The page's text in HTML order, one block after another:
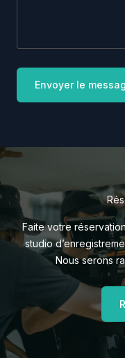
Envoyer le
Faite votre
studio
Nous serons